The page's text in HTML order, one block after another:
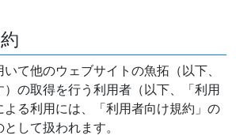
いて他のウェブサイトの魚拓（以下、
）の取得を行う利用者（以下、「利用
よる利用には、「利用者向け規約」の
して扱われます。